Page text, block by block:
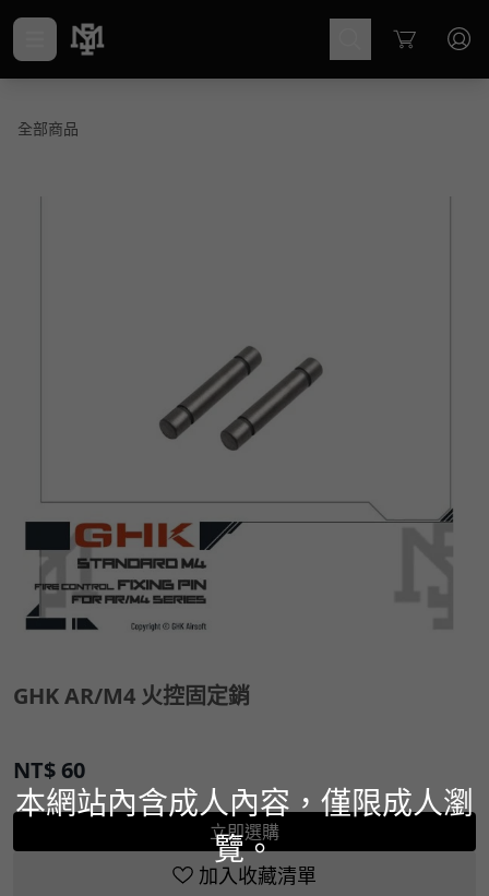
Cart
全部商品
GHK AR/M4 火控固定銷
NT$60
立即選購
加入收藏清單
本網站內含成人內容，僅限成人瀏
覽。